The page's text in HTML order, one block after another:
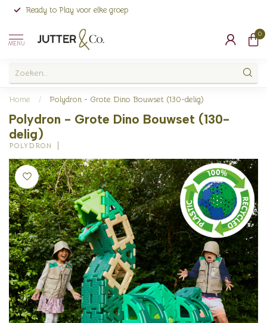
Ready to Play voor elke groep
MENU
0
Home / Polydron - Grote Dino Bouwset (130-delig)
Polydron - Grote Dino Bouwset (130-
delig)
POLYDRON